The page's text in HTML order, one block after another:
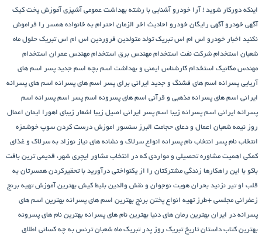
اینکه دورکار شوید ! آرا خودرو آشنایی با رشته بهداشت عمومی آشپزی آموزش پخت کیک
آگهی خودرو آگهی رایگان خودرو احادیث اخر الزمان احترام به خانواده همسر را فراموش
نکنید اخبار خودرو اس ام اس تبریک تولد متولدین فروردین اس ام اس تبریک حلول ماه
شعبان استخدام شرکت نفت استخدام مهندس برق استخدام مهندس عمران استخدام
مهندس مکانیک استخدام کارشناس ایمنی و بهداشت اسم بچه اسم جدید پسر اسم های
آریایی پسرانه اسم های قشنگ و جدید ایرانی برای پسر اسم های پسرانه اسم های پسرانه
ایرانی اسم های پسرانه مذهبی و قرآنی اسم های پسرونه اسم پسر اسم پسرانه اسم
پسرانه ایرانی اسم پسرانه زیبا اسم پسر ایرانی اصیل زیبا اشعار زیبای اهورا ایمان اعمال
روز نیمه شعبان اعمال و دعای حجامت البرز سنسور اموزش درست کردن سوپ خوشمزه
انتخاب نام پسر انتخاب نام پسرانه انواع سرلاک و نشانه های نیاز نوزاد به سرلاک و غذای
کمکی اهمیت مشاوره تحصیلی و مواردی که در انتخاب مشاور ایچری شهر، قدیمی ترین بافت
باکو با این راهکارها زندگی مشترکتان را از یکنواختی درآورید با تحقیرکردن همسرتان به
قلب او تیر نزنید بحران هویت نوجوان و نقش والدین بلیط کیش بهترین آموزش تهیه برنج
زعفرانی مجلسی +طرز تهیه انواع پختن برنج بهترین اسم های پسرانه بهترین اسم های
پسرانه در ایران بهترین رمان های دنیا بهترین نام های پسرانه بهترین نام های پسرونه
بهترین کتاب داستان تاریخ تبریک روز پدر تبریک ماه شعبان ترنس به چه کسانی اطلاق